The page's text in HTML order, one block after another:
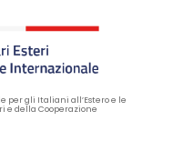
per gli Italiani all’Estero e le
e della Cooperazione